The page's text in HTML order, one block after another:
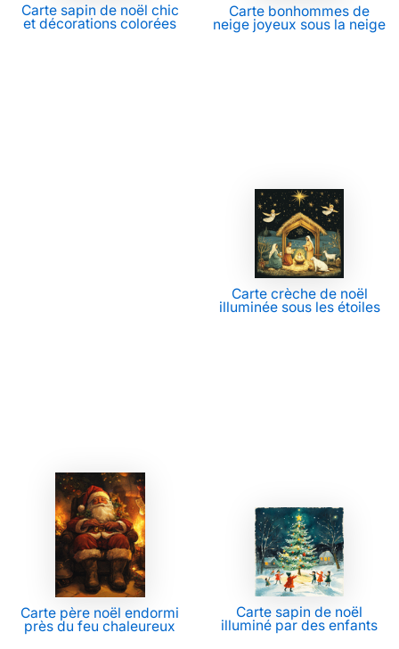
Carte sapin de noël chic
et décorations colorées
Carte bonhommes de
neige joyeux sous la neige
Carte crèche de noël
illuminée sous les étoiles
Carte père noël endormi
près du feu chaleureux
Carte sapin de noël
illuminé par des enfants